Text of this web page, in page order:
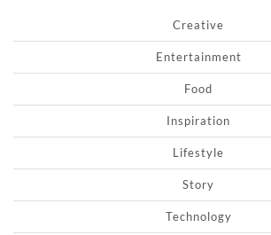
Creative
Entertainment
Food
Inspiration
Lifestyle
Story
Technology